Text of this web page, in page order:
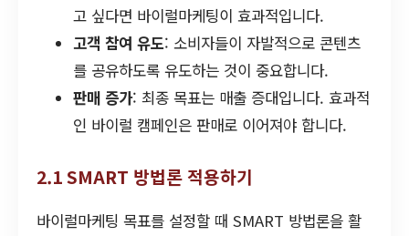
고 싶다면 바이럴마케팅이 효과적입니다.
고객 참여 유도: 소비자들이 자발적으로 콘텐츠
를 공유하도록 유도하는 것이 중요합니다.
판매 증가: 최종 목표는 매출 증대입니다. 효과적
인 바이럴 캠페인은 판매로 이어져야 합니다.
2.1 SMART 방법론 적용하기
바이럴마케팅 목표를 설정할 때 SMART 방법론을 활